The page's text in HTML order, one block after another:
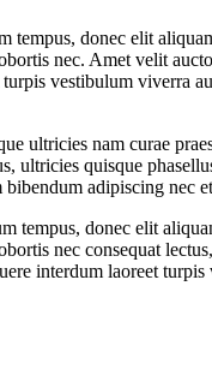
donec elit
nec. Amet velit
vestibulum viverra
ultricies nam curae
ultricies quisque
bibendum adipiscing nec
donec elit
nec consequat
interdum laoreet